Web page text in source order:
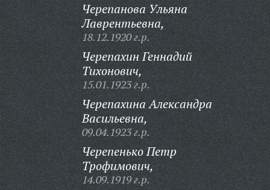
Черепанова Ульяна
Лаврентьевна,
18.12.1920 г.р.
Черепахин Геннадий
Тихонович,
15.01.1923 г.р.
Черепахина Александра
Васильевна,
09.04.1923 г.р.
Черепенько Петр
Трофимович,
14.09.1919 г.р.